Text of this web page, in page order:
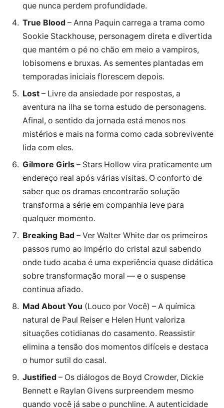
que nunca perdem profundidade.
True Blood – Anna Paquin carrega a trama como
Sookie Stackhouse, personagem direta e divertida
que mantém o pé no chão em meio a vampiros,
lobisomens e bruxas. As sementes plantadas em
temporadas iniciais florescem depois.
Lost – Livre da ansiedade por respostas, a
aventura na ilha se torna estudo de personagens.
Afinal, o sentido da jornada está menos nos
mistérios e mais na forma como cada sobrevivente
lida com eles.
Gilmore Girls – Stars Hollow vira praticamente um
endereço real após várias visitas. O conforto de
saber que os dramas encontrarão solução
transforma a série em companhia leve para
qualquer momento.
Breaking Bad – Ver Walter White dar os primeiros
passos rumo ao império do cristal azul sabendo
onde tudo acaba é uma experiência quase didática
sobre transformação moral — e o suspense
continua afiado.
Mad About You (Louco por Você) – A química
natural de Paul Reiser e Helen Hunt valoriza
situações cotidianas do casamento. Reassistir
elimina a tensão dos momentos difíceis e destaca
o humor sutil do casal.
Justified – Os diálogos de Boyd Crowder, Dickie
Bennett e Raylan Givens surpreendem mesmo
quando você já sabe o punchline. A autenticidade